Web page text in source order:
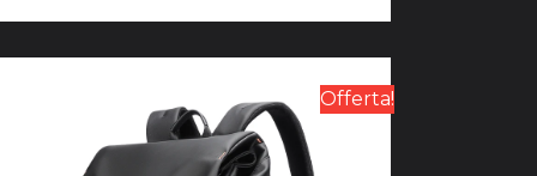
Rated
of 5
Offerta!